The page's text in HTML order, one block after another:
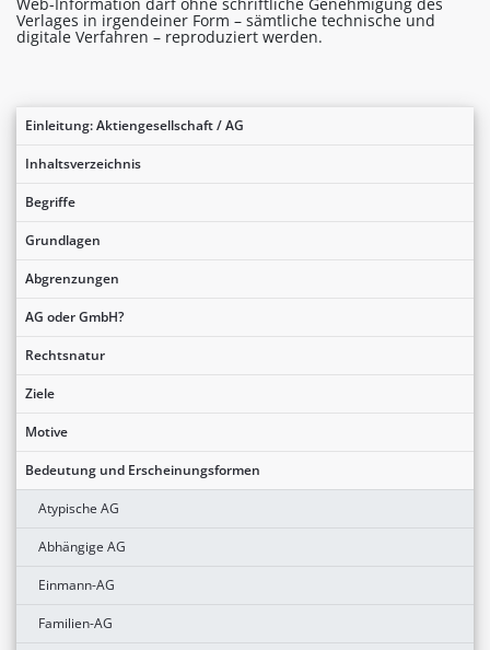
Einleitung: Aktiengesellschaft / AG
Inhaltsverzeichnis
Begriffe
Grundlagen
Abgrenzungen
AG oder GmbH?
Rechtsnatur
Ziele
Motive
Bedeutung und Erscheinungsformen
Atypische AG
Abhängige AG
Einmann-AG
Familien-AG
Verlages in irgendeiner Form – sämtliche technische und
digitale Verfahren – reproduziert werden.